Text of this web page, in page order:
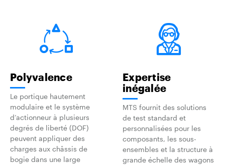
Polyvalence
Le portique hautement
modulaire et le système
d’actionneur à plusieurs
degrés de liberté (DOF)
peuvent appliquer des
charges aux châssis de
bogie dans une large
Expertise
inégalée
MTS fournit des solutions
de test standard et
personnalisées pour les
composants, les sous-
ensembles et la structure à
grande échelle des wagons